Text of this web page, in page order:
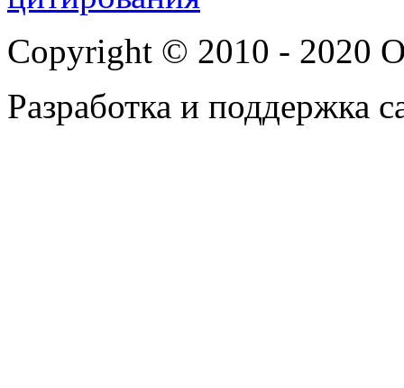
Copyright © 2010 -
Разработка и поддержка